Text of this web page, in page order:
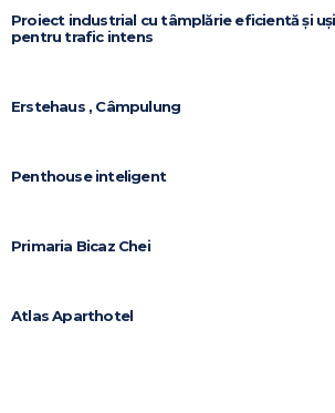
Proiect industrial cu tâmplărie eficientă și
pentru trafic intens
Erstehaus , Câmpulung
Penthouse inteligent
Primaria Bicaz Chei
Atlas Aparthotel